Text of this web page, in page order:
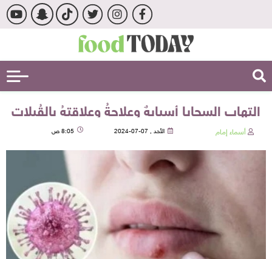
التهاب السحايا أسبابهٌ وعلاجةُ وعلاقتهُ بالقُبلات
أسماء إمام الأحد , 07-07-2024 8:05 ص